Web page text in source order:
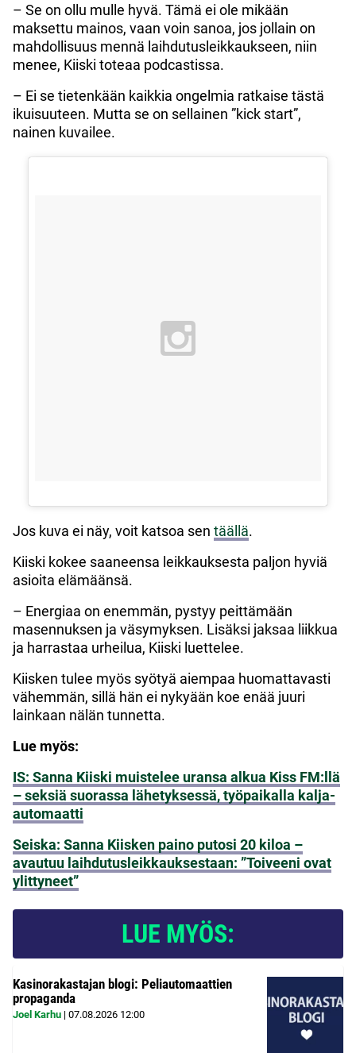
– Se on ollu mulle hyvä. Tämä ei ole mikään
maksettu mainos, vaan voin sanoa, jos jollain on
mahdollisuus mennä laihdutusleikkaukseen, niin
menee, Kiiski toteaa podcastissa.
– Ei se tietenkään kaikkia ongelmia ratkaise tästä
ikuisuuteen. Mutta se on sellainen ”kick start”,
nainen kuvailee.
Jos kuva ei näy, voit katsoa sen täällä.
Kiiski kokee saaneensa leikkauksesta paljon hyviä
asioita elämäänsä.
– Energiaa on enemmän, pystyy peittämään
masennuksen ja väsymyksen. Lisäksi jaksaa liikkua
ja harrastaa urheilua, Kiiski luettelee.
Kiisken tulee myös syötyä aiempaa huomattavasti
vähemmän, sillä hän ei nykyään koe enää juuri
lainkaan nälän tunnetta.
Lue myös:
IS: Sanna Kiiski muistelee uransa alkua Kiss FM:llä
– seksiä suorassa lähetyksessä, työpaikalla kalja-
automaatti
Seiska: Sanna Kiisken paino putosi 20 kiloa –
avautuu laihdutusleikkauksestaan: ”Toiveeni ovat
ylittyneet”
LUE MYÖS:
Kasinorakastajan blogi: Peliautomaattien
propaganda
Joel Karhu | 07.08.2026 12:00